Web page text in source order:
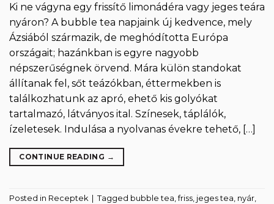
Ki ne vágyna egy frissítő limonádéra vagy jeges teára
nyáron? A bubble tea napjaink új kedvence, mely
Ázsiából származik, de meghódította Európa
országait; hazánkban is egyre nagyobb
népszerűségnek örvend. Mára külön standokat
állítanak fel, sőt teázókban, éttermekben is
találkozhatunk az apró, ehető kis golyókat
tartalmazó, látványos ital. Színesek, táplálók,
ízeletesek. Indulása a nyolvanas évekre tehető, […]
CONTINUE READING →
Posted in Receptek Tagged bubble tea,friss, jeges tea, nyár,